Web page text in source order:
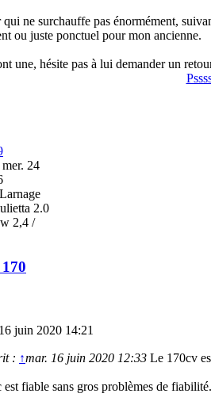
ne surchauffe pas énormément,
ou juste ponctuel pour mon ancienne.
une, hésite pas à lui demander un
mer. 24
Larnage
2.0
2,4 /
juin 2020 14:21
: ↑mar. 16 juin 2020 12:33 Le 170cv
fiable sans gros problèmes de fiabilité.